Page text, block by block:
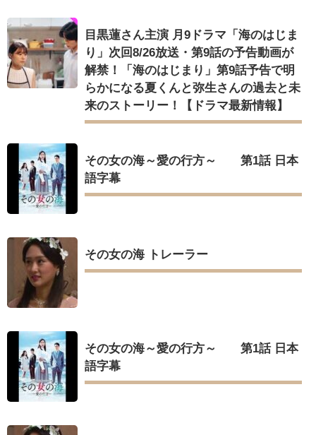
目黒蓮さん主演 月9ドラマ「海のはじま
り」次回8/26放送・第9話の予告動画が
解禁！「海のはじまり」第9話予告で明
らかになる夏くんと弥生さんの過去と未
来のストーリー！【ドラマ最新情報】
その女の海～愛の行方～ 第1話 日本
語字幕
その女の海 トレーラー
その女の海～愛の行方～ 第1話 日本
語字幕